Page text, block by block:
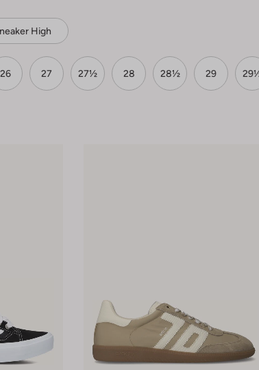
High
26 27 27½ 28 28½ 29